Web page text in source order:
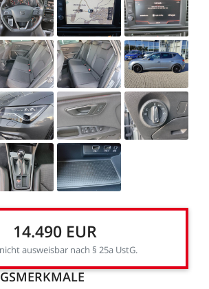
14.490 EUR
nichtausweisbar nach § 25a UstG.